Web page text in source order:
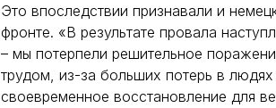
Это впоследствии признавали и
фронте. «В результате провала
– мы потерпели решительное
трудом, из-за больших потерь в
своевременное восстановление для